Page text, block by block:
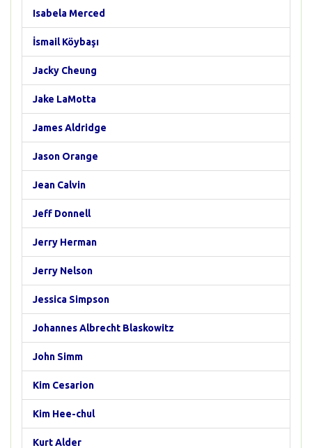
Isabela Merced
İsmail Köybaşı
Jacky Cheung
Jake LaMotta
James Aldridge
Jason Orange
Jean Calvin
Jeff Donnell
Jerry Herman
Jerry Nelson
Jessica Simpson
Johannes Albrecht Blaskowitz
John Simm
Kim Cesarion
Kim Hee-chul
Kurt Alder